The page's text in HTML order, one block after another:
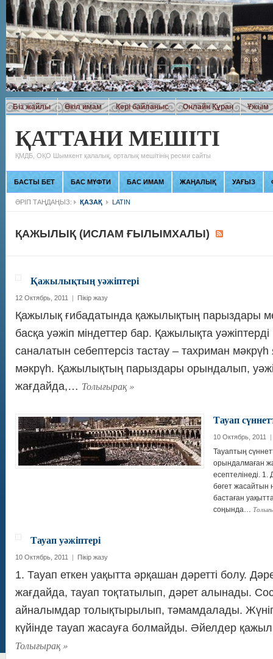
Біз жайлы Өкіл имам Кері байланыс Онлайн Құран Ұжым
ҚАТТАНИ МЕШІТІ
ҚМДБ, ОҚО Шымкент қалалық, орталық мешітінің ресми сайты
БАСТЫ БЕТ БАС МҮФТИ БАС ИМАМ ЖАҢАЛЫҚ УАҒЫЗ
ӘРІП ТАҢДАҢЫЗ: ҚАЗАҚ LATIN
ҚАЖЫЛЫҚ (ИСЛАМ ҒЫЛЫМХАЛЫ)
Қажылықтың уәжіптері
12 Октябрь, 2011 | Пікір жазу
Қажылық ғибадатында қажылықтың парыздары
басқа уәжіп міндеттер бар. Қажылықта уәжіптерді
саналатын себептерсіз тастау – тахриман
мәкрүһ. Қажылықтың парыздары орындалып,
жағдайда,… Толығырақ»
Тауап
10 Октябрь, 2011 |
Тауаптың
орындалмаған
есептелінеді.
бөгет жасайтын
бастаған
соңында…
Тауап уәжіптері
10 Октябрь, 2011 | Пікір жазу
1. Тауап еткен уақытта әрқашан дәретті болу.
жағдайда, тауап тоқтатылып, дәрет алынады.
айналымдар толықтырылып, тәмамдалады.
күйінде тауап жасауға болмайды. Әйелдер
Толығырақ»